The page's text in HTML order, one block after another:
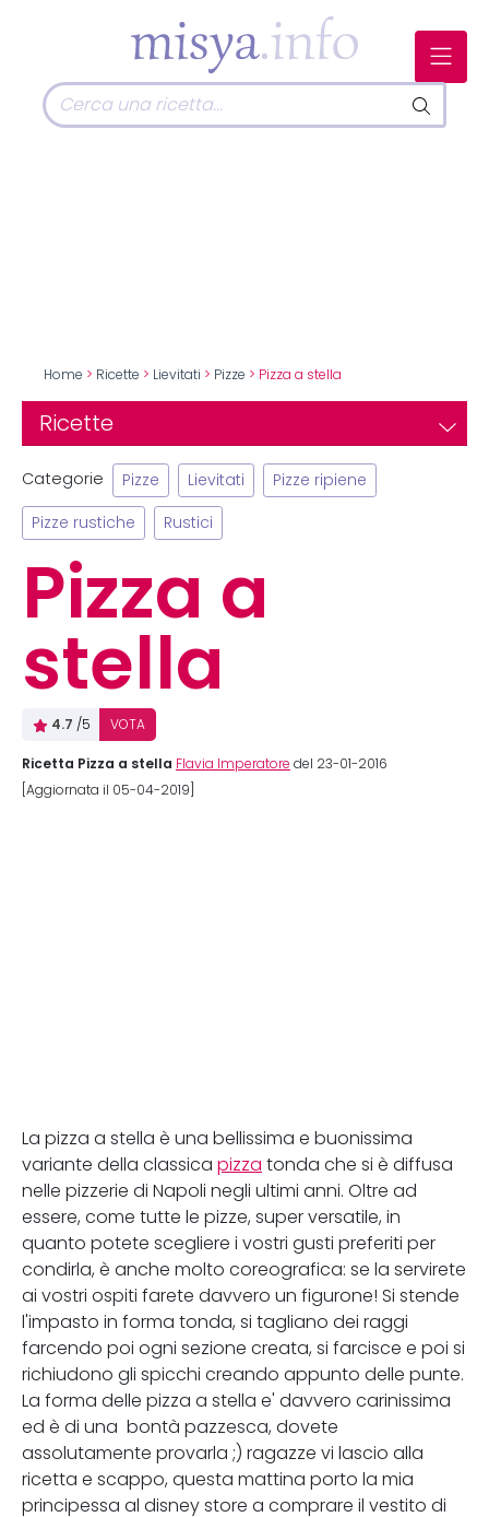
Home > Ricette > Lievitati > Pizze > Pizza a stella
Ricette
Categorie Pizze Lievitati Pizze ripiene
Pizze rustiche Rustici
Pizza a
stella
4.7 /5 VOTA
Ricetta Pizza a stella Flavia Imperatore del 23-01-2016
[Aggiornata il 05-04-2019]
La pizza a stella è una bellissima e buonissima
variante della classica pizza tonda che si è diffusa
nelle pizzerie di Napoli negli ultimi anni. Oltre ad
essere, come tutte le pizze, super versatile, in
quanto potete scegliere i vostri gusti preferiti per
condirla, è anche molto coreografica: se la servirete
ai vostri ospiti farete davvero un figurone! Si stende
l'impasto in forma tonda, si tagliano dei raggi
farcendo poi ogni sezione creata, si farcisce e poi si
richiudono gli spicchi creando appunto delle punte.
La forma delle pizza a stella e' davvero carinissima
ed è di una bontà pazzesca, dovete
assolutamente provarla ;) ragazze vi lascio alla
ricetta e scappo, questa mattina porto la mia
principessa al disney store a comprare il vestito di